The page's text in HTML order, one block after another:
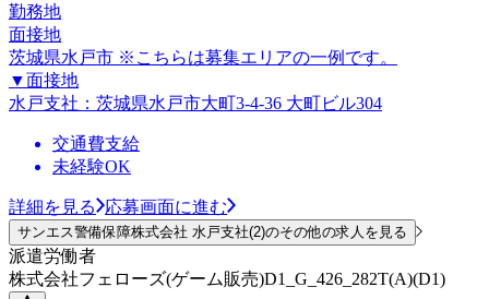
勤務地
面接地
茨城県水戸市 ※こちらは募集エリアの一例です。
▼面接地
水戸支社：茨城県水戸市大町3-4-36 大町ビル304
交通費支給
未経験OK
詳細を見る 応募画面に進む
サンエス警備保障株式会社 水戸支社(2)のその他の求人を見る
派遣労働者
株式会社フェローズ(ゲーム販売)D1_G_426_282T(A)(D1)